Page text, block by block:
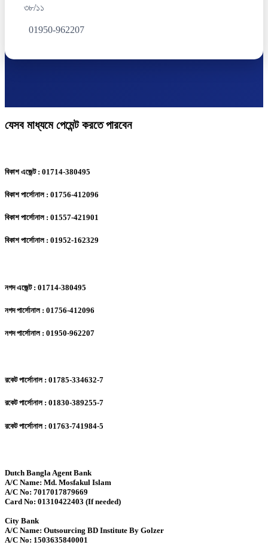
৩৮/১১
01950-962207
যেসব মাধ্যমে পেমেন্ট করতে পারবেন
বিকাশ এজেন্ট : 01714-380495
বিকাশ পার্সোনাল : 01756-412096
বিকাশ পার্সোনাল : 01557-421901
বিকাশ পার্সোনাল : 01952-162329
নগদ এজেন্ট : 01714-380495
নগদ পার্সোনাল : 01756-412096
নগদ পার্সোনাল : 01950-962207
রকেট পার্সোনাল : 01785-334632-7
রকেট পার্সোনাল : 01830-389255-7
রকেট পার্সোনাল : 01763-741984-5
Dutch Bangla Agent Bank
A/C Name: Md. Mosfakul Islam
A/C No: 7017017879669
Card No: 01310422403 (If needed)
City Bank
A/C Name: Outsourcing BD Institute By Golzer
A/C No: 1503635840001